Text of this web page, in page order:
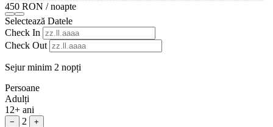
450 RON / noapte
Selectează Datele
Check In
Check Out
Sejur minim 2 nopți
Persoane
Adulți
12+ ani
− 2 +